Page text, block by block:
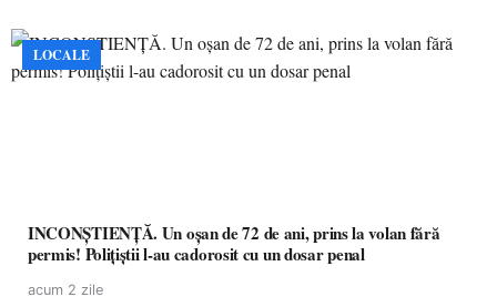
LOCALE
INCONȘTIENȚĂ. Un oșan de 72 de ani, prins la volan fără
permis! Polițiștii l-au cadorosit cu un dosar penal
acum 2 zile